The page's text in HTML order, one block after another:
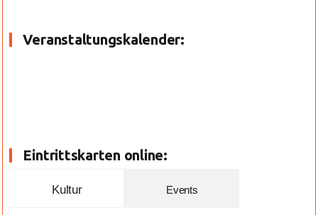
Veranstaltungskalender:
Eintrittskarten online:
Kultur Events